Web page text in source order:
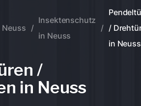
Neuss /
Insektenschutz
in Neuss
/ /
in Neuss
/
in Neuss